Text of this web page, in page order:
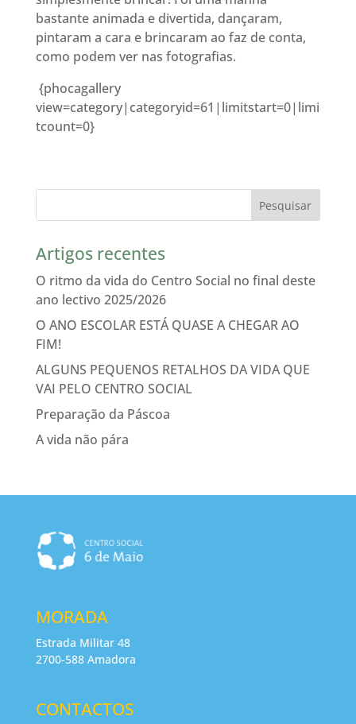
bastante animada e divertida, dançaram,
pintaram a cara e brincaram ao faz de conta,
como podem ver nas fotografias.
{phocagallery
view=category|categoryid=61|limitstart=0|limi
tcount=0}
Artigos recentes
O ritmo da vida do Centro Social no final deste
ano lectivo 2025/2026
O ANO ESCOLAR ESTÁ QUASE A CHEGAR AO
FIM!
ALGUNS PEQUENOS RETALHOS DA VIDA QUE
VAI PELO CENTRO SOCIAL
Preparação da Páscoa
A vida não pára
MORADA
Estrada Militar 48
2700-588 Amadora
CONTACTOS